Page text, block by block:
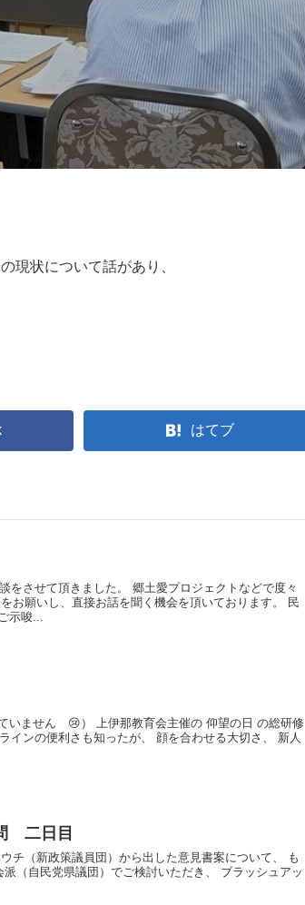
現状について話があり、
はてブ
をさせて頂きました。 郷土愛プロジェクトなどで度々
お願いし、直接お話を聞く機会を頂いております。 民
示唆...
いません 😢） 上伊那教育会主催の 仰望の日 の総研修
インの便利さも知ったが、 顔を合わせる大切さ、 新人
二日目
チ（新政策議員団）から出した意見書案について、 も
（自民党県議団）でご検討いただき、 ブラッシュアッ